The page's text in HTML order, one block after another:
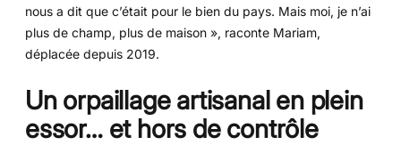
nous a dit que c’était pour le bien du pays. Mais moi, je n’ai
plus de champ, plus de maison », raconte Mariam,
déplacée depuis 2019.
Un orpaillage artisanal en plein
essor… et hors de contrôle